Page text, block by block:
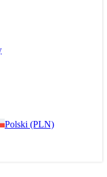
Polski (PLN)